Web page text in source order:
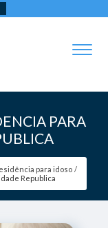
PARA
para idoso
Republica